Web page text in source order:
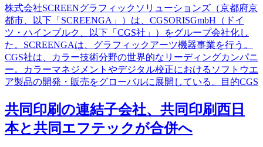
株式会社SCREENグラフィックソリューションズ（京都府京
都市、以下「SCREENGA」）は、CGSORISGmbH（ドイ
ツ・ハインブルク、以下「CGS社」）をグループ会社化し
た。SCREENGAは、グラフィックアーツ機器事業を行う。
CGS社は、カラー技術分野の世界的なリーディングカンパニ
ー。カラーマネジメントやデジタル校正におけるソフトウエ
ア製品の開発・販売をグローバルに展開している。目的CGS
共同印刷の連結子会社、共同印刷西日
本と共同エフテックが合併へ